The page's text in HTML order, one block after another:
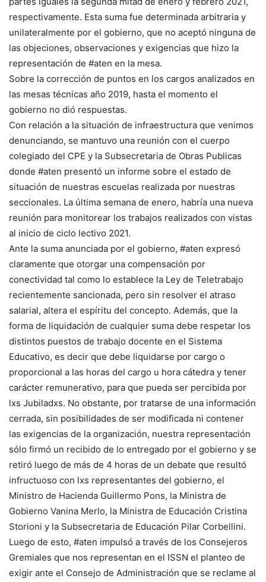
respectivamente. Esta suma fue determinada arbitraria y
unilateralmente por el gobierno, que no aceptó ninguna de
las objeciones, observaciones y exigencias que hizo la
representación de #aten en la mesa.
Sobre la corrección de puntos en los cargos analizados en
las mesas técnicas año 2019, hasta el momento el
gobierno no dió respuestas.
Con relación a la situación de infraestructura que venimos
denunciando, se mantuvo una reunión con el cuerpo
colegiado del CPE y la Subsecretaria de Obras Publicas
donde #aten presentó un informe sobre el estado de
situación de nuestras escuelas realizada por nuestras
seccionales. La última semana de enero, habría una nueva
reunión para monitorear los trabajos realizados con vistas
al inicio de ciclo lectivo 2021.
Ante la suma anunciada por el gobierno, #aten expresó
claramente que otorgar una compensación por
conectividad tal como lo establece la Ley de Teletrabajo
recientemente sancionada, pero sin resolver el atraso
salarial, altera el espíritu del concepto. Además, que la
forma de liquidación de cualquier suma debe respetar los
distintos puestos de trabajo docente en el Sistema
Educativo, es decir que debe liquidarse por cargo o
proporcional a las horas del cargo u hora cátedra y tener
carácter remunerativo, para que pueda ser percibida por
lxs Jubiladxs. No obstante, por tratarse de una información
cerrada, sin posibilidades de ser modificada ni contener
las exigencias de la organización, nuestra representación
sólo firmó un recibido de lo entregado por el gobierno y se
retiró luego de más de 4 horas de un debate que resultó
infructuoso con lxs representantes del gobierno, el
Ministro de Hacienda Guillermo Pons, la Ministra de
Gobierno Vanina Merlo, la Ministra de Educación Cristina
Storioni y la Subsecretaria de Educación Pilar Corbellini.
Luego de esto, #aten impulsó a través de los Consejeros
Gremiales que nos representan en el ISSN el planteo de
exigir ante el Consejo de Administración que se reclame al